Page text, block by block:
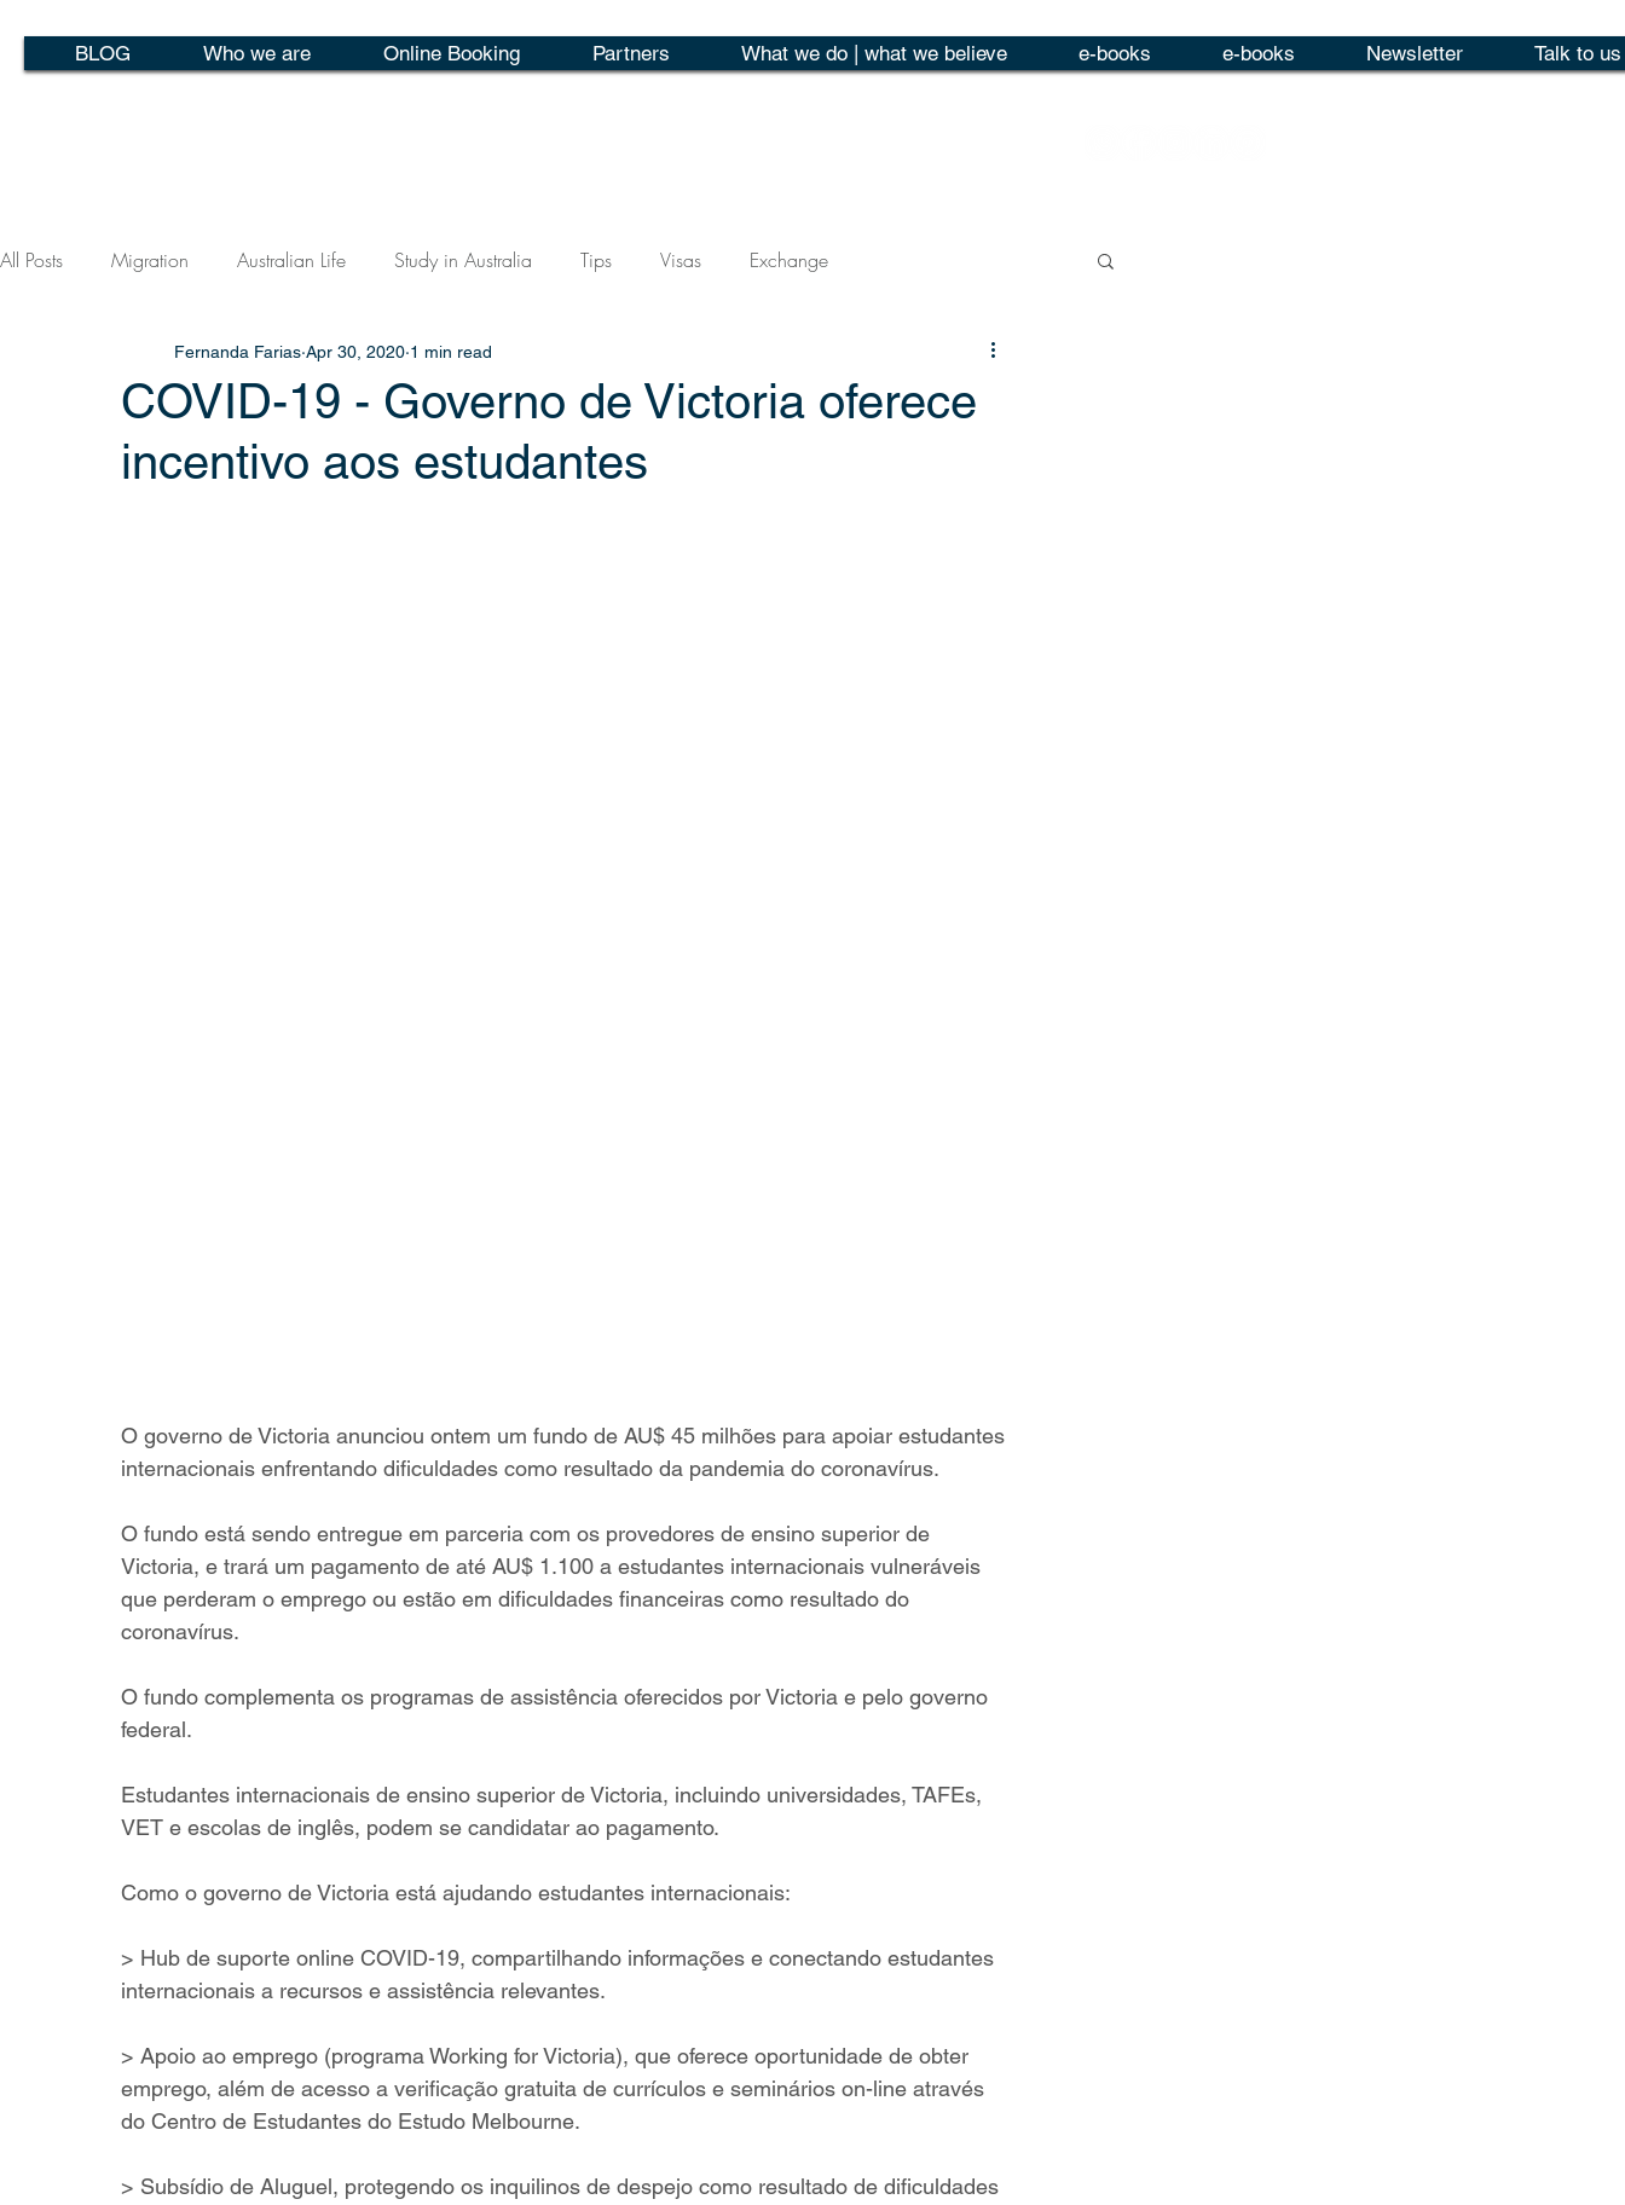
BLOG Who we are Online Booking Partners What we do | what we believe e-books e-books Newsletter Talk to us
All Posts Migration Australian Life Study in Australia Tips Visas Exchange
COVID-19 - Governo de Victoria oferece
incentivo aos estudantes
Fernanda Farias Apr 30, 2020 1 min read
O governo de Victoria anunciou ontem um fundo de AU$ 45 milhões para apoiar estudantes
internacionais enfrentando dificuldades como resultado da pandemia do coronavírus.
O fundo está sendo entregue em parceria com os provedores de ensino superior de
Victoria, e trará um pagamento de até AU$ 1.100 a estudantes internacionais vulneráveis ​​
que perderam o emprego ou estão em dificuldades financeiras como resultado do
coronavírus.
O fundo complementa os programas de assistência oferecidos por Victoria e pelo governo
federal.
Estudantes internacionais de ensino superior de Victoria, incluindo universidades, TAFEs,
VET e escolas de inglês, podem se candidatar ao pagamento.
Como o governo de Victoria está ajudando estudantes internacionais:
> Hub de suporte online COVID-19, compartilhando informações e conectando estudantes
internacionais a recursos e assistência relevantes.
> Apoio ao emprego (programa Working for Victoria), que oferece oportunidade de obter
emprego, além de acesso a verificação gratuita de currículos e seminários on-line através
do Centro de Estudantes do Estudo Melbourne.
> Subsídio de Aluguel, protegendo os inquilinos de despejo como resultado de dificuldades